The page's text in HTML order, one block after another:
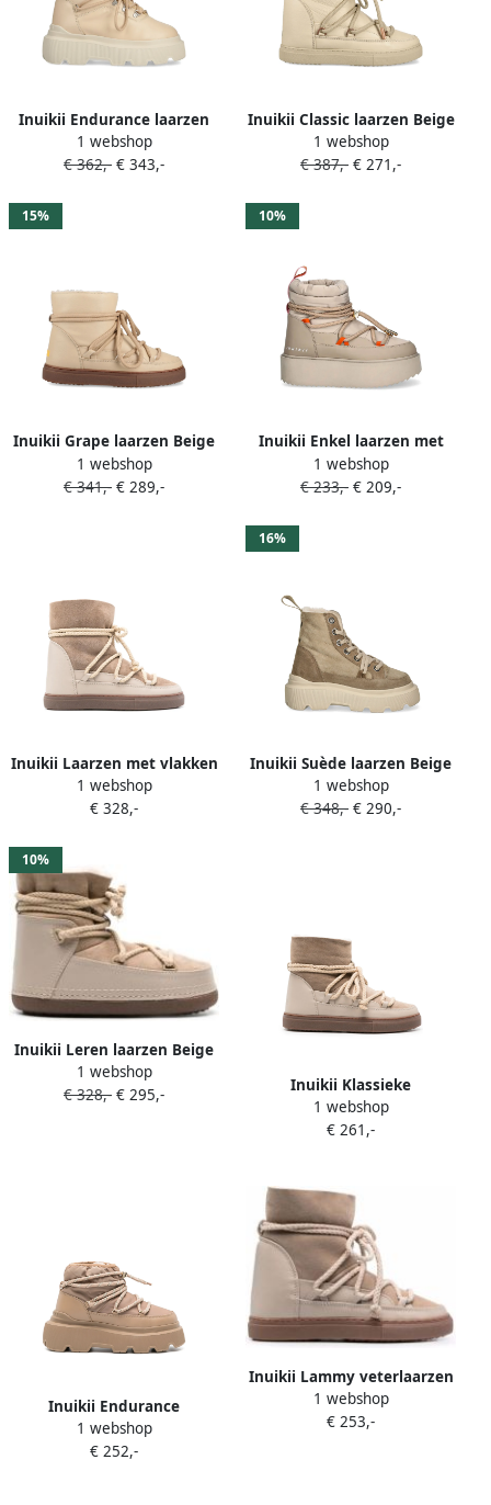
Inuikii Endurance laarzen
Beige
1 webshop
€ 362,- € 343,-
Inuikii Classic laarzen Beige
1 webshop
€ 387,- € 271,-
15%
Inuikii Grape laarzen Beige
1 webshop
€ 341,- € 289,-
10%
Inuikii Enkel laarzen met
plateauzool Beige
1 webshop
€ 233,- € 209,-
Inuikii Laarzen met vlakken
Beige
1 webshop
€ 328,-
16%
Inuikii Suède laarzen Beige
1 webshop
€ 348,- € 290,-
10%
Inuikii Leren laarzen Beige
1 webshop
€ 328,- € 295,-
Inuikii Klassieke
enkellaarzen Beige
1 webshop
€ 261,-
Inuikii Endurance
donsjassen met veters
Beige
1 webshop
€ 252,-
Inuikii Lammy veterlaarzen
Beige
1 webshop
€ 253,-